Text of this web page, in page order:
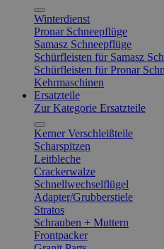
Winterdienst
Pronar Schneepflüge
Samasz Schneepflüge
Schürfleisten für Samasz
Schürfleisten für Pronar
Kehrmaschinen
Ersatzteile
Zur Kategorie Ersatzteile
Kerner Verschleißteile
Scharspitzen
Leitbleche
Crackerwalze
Schnellwechselflügel
Adapter/Grubberstiele
Stratos
Schrauben + Muttern
Frontpacker